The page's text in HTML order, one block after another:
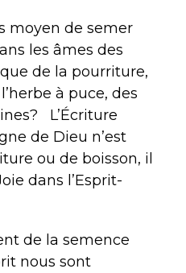
moyen de semer
les âmes des
de la pourriture,
à puce, des
L’Écriture
de Dieu n’est
ou de boisson, il
dans l’Esprit-
de la semence
nous sont